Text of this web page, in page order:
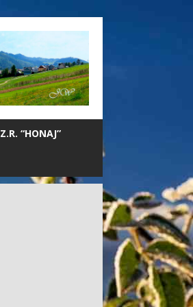
Z.R. “HONAJ”